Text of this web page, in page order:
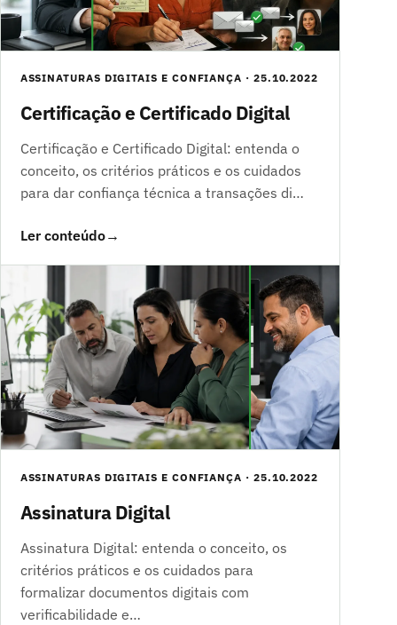
ASSINATURAS DIGITAIS E CONFIANÇA · 25.10.2022
Certificação e Certificado Digital
Certificação e Certificado Digital: entenda o
conceito, os critérios práticos e os cuidados
para dar confiança técnica a transações di…
Ler conteúdo→
ASSINATURAS DIGITAIS E CONFIANÇA · 25.10.2022
Assinatura Digital
Assinatura Digital: entenda o conceito, os
critérios práticos e os cuidados para
formalizar documentos digitais com
verificabilidade e…